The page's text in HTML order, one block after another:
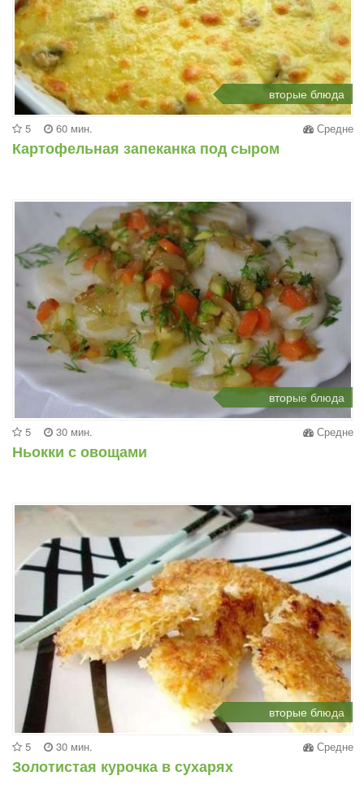
вторые блюда
5 60 мин. Средне
Картофельная запеканка под сыром
вторые блюда
5 30 мин. Средне
Ньокки с овощами
вторые блюда
5 30 мин. Средне
Золотистая курочка в сухарях